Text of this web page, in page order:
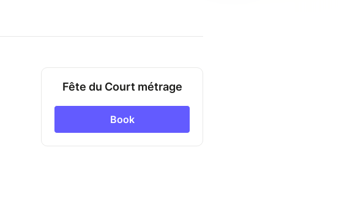
Fête du Court métrage
Book